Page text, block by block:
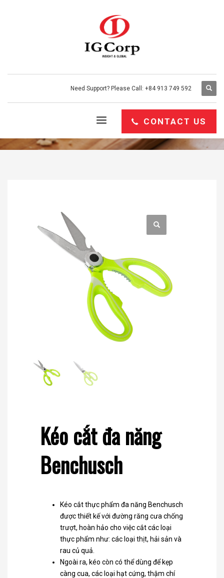
Need Support? Please Call: +84 913 749 592
CONTACT US
DỤNG CỤ NHÀ BẾP KÉO CẮT ĐA NĂNG BENCHUSCH
Kéo cắt đa năng Benchusch
Kéo cắt đa năng
Benchusch
Kéo cắt thực phẩm đa năng Benchusch
được thiết kế với đường răng cưa chống
trượt, hoàn hảo cho việc cắt các loại
thực phẩm như: các loại thịt, hải sản và
rau củ quả.
Ngoài ra, kéo còn có thể dùng để kẹp
càng cua, các loại hạt cứng, thậm chí